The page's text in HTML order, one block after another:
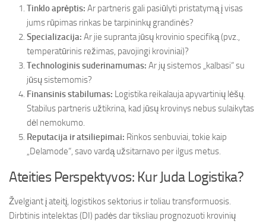
Tinklo aprėptis: Ar partneris gali pasiūlyti pristatymą į visas
jums rūpimas rinkas be tarpininkų grandinės?
Specializacija: Ar jie supranta jūsų krovinio specifiką (pvz.,
temperatūrinis režimas, pavojingi kroviniai)?
Technologinis suderinamumas: Ar jų sistemos „kalbasi“ su
jūsų sistemomis?
Finansinis stabilumas: Logistika reikalauja apyvartinių lėšų.
Stabilus partneris užtikrina, kad jūsų krovinys nebus sulaikytas
dėl nemokumo.
Reputacija ir atsiliepimai: Rinkos senbuviai, tokie kaip
„Delamode“, savo vardą užsitarnavo per ilgus metus.
Ateities Perspektyvos: Kur Juda Logistika?
Žvelgiant į ateitį, logistikos sektorius ir toliau transformuosis.
Dirbtinis intelektas (DI) padės dar tiksliau prognozuoti krovinių